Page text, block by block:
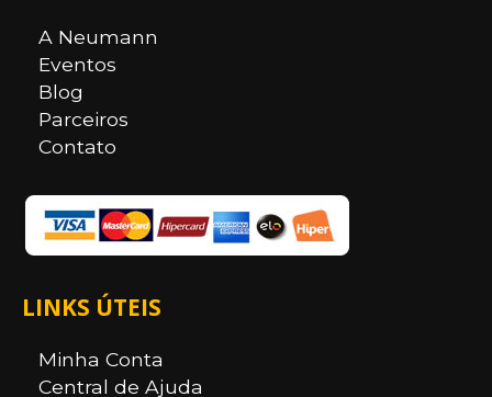
A Neumann
Eventos
Blog
Parceiros
Contato
LINKS ÚTEIS
Minha Conta
Central de Ajuda